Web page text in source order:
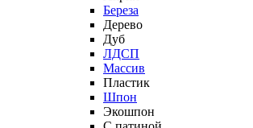
Береза
Дерево
Дуб
ЛДСП
Массив
Пластик
Шпон
Экошпон